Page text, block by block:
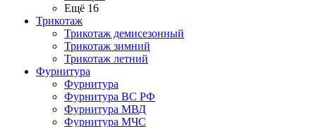
Ещё 16
Трикотаж
Трикотаж демисезонный
Трикотаж зимний
Трикотаж летний
Фурнитура
Фурнитура
Фурнитура ВС РФ
Фурнитура МВД
Фурнитура МЧС